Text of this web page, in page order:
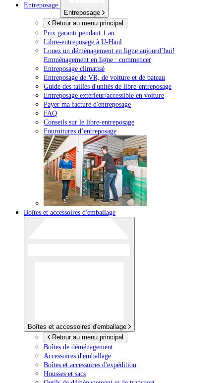
Entreposage
Entreposage
Retour au menu principal
Prix garanti pendant 1 an
Libre-entreposage à U-Haul
Louez un déménagement en ligne aujourd’hui!
Emménagement en ligne : commencer
Entreposage climatisé
Entreposage de VR, de voiture et de bateau
Guide des tailles d'unités de libre-entreposage
Entreposage extérieur/accessible en voiture
Payer ma facture d'entreposage
FAQ
Conseils sur le libre-entreposage
Fournitures d’entreposage
Boîtes et accessoires d'emballage
Boîtes et accessoires d'emballage
Retour au menu principal
Boîtes de déménagement
Accessoires d'emballage
Boîtes et accessoires d'expédition
Housses et sacs